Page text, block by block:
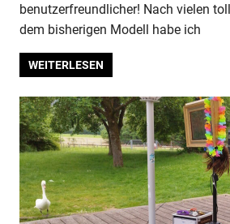
benutzerfreundlicher! Nach vielen
dem bisherigen Modell habe ich
WEITERLESEN